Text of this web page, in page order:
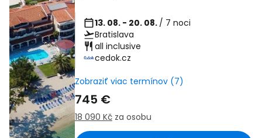
13. 08. - 20. 08. / 7 noci
Bratislava
all inclusive
cedok.cz
Zobraziť viac termínov (7)
745 €
18 090 Kč za osobu